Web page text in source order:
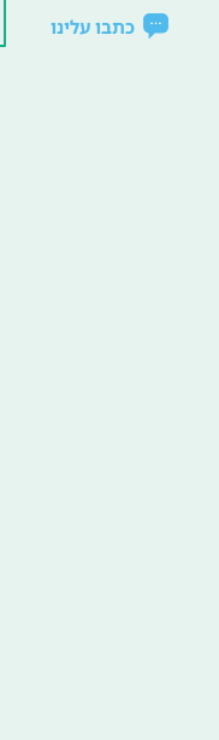
כתבו עלינו